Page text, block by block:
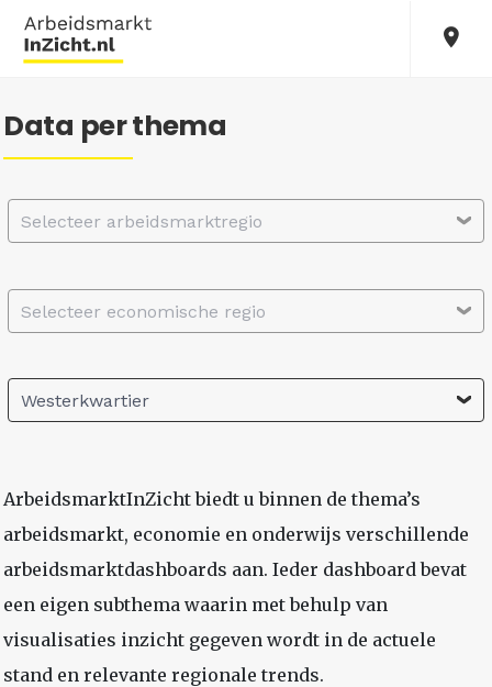
Data per thema
Selecteer arbeidsmarktregio
Selecteer economische regio
Westerkwartier
ArbeidsmarktInZicht biedt u binnen de thema’s
arbeidsmarkt, economie en onderwijs verschillende
arbeidsmarktdashboards aan. Ieder dashboard bevat
een eigen subthema waarin met behulp van
visualisaties inzicht gegeven wordt in de actuele
stand en relevante regionale trends.